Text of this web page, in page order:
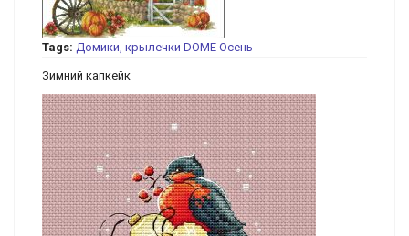
Tags: Домики, крылечки DOME Осень
Зимний капкейк